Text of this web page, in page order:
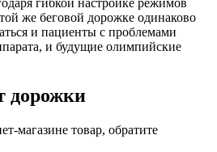
же беговой дорожке одинаково
и пациенты с проблемами
и будущие олимпийские
дорожки
магазине товар, обратите